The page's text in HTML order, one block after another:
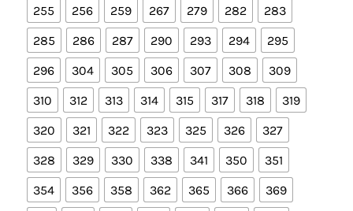
255
256 259 267 279 282
283
285
286 287 290 293 294
295
296
304 305 306 307 308
309
310
312 313 314 315 317 318
319
320
321 322 323 325 326
327
328
329 330 338 341 350
351
354
356 358 362 365 366
369